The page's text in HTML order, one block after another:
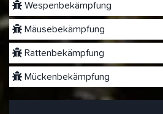
Wespenbekämpfung
Mäusebekämpfung
Rattenbekämpfung
Mückenbekämpfung